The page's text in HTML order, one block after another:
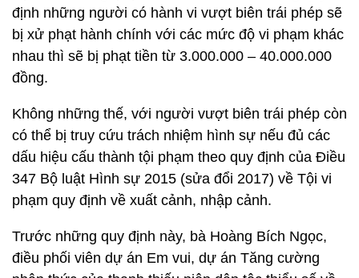
định những người có hành vi vượt biên trái phép sẽ
bị xử phạt hành chính với các mức độ vi phạm khác
nhau thì sẽ bị phạt tiền từ 3.000.000 – 40.000.000
đồng.
Không những thế, với người vượt biên trái phép còn
có thể bị truy cứu trách nhiệm hình sự nếu đủ các
dấu hiệu cấu thành tội phạm theo quy định của Điều
347 Bộ luật Hình sự 2015 (sửa đổi 2017) về Tội vi
phạm quy định về xuất cảnh, nhập cảnh.
Trước những quy định này, bà Hoàng Bích Ngọc,
điều phối viên dự án Em vui, dự án Tăng cường